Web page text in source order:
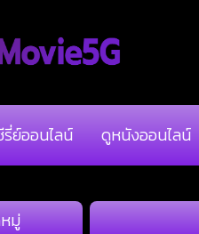
ย์ออนไลน์ ดูหนังออนไลน์
มู่